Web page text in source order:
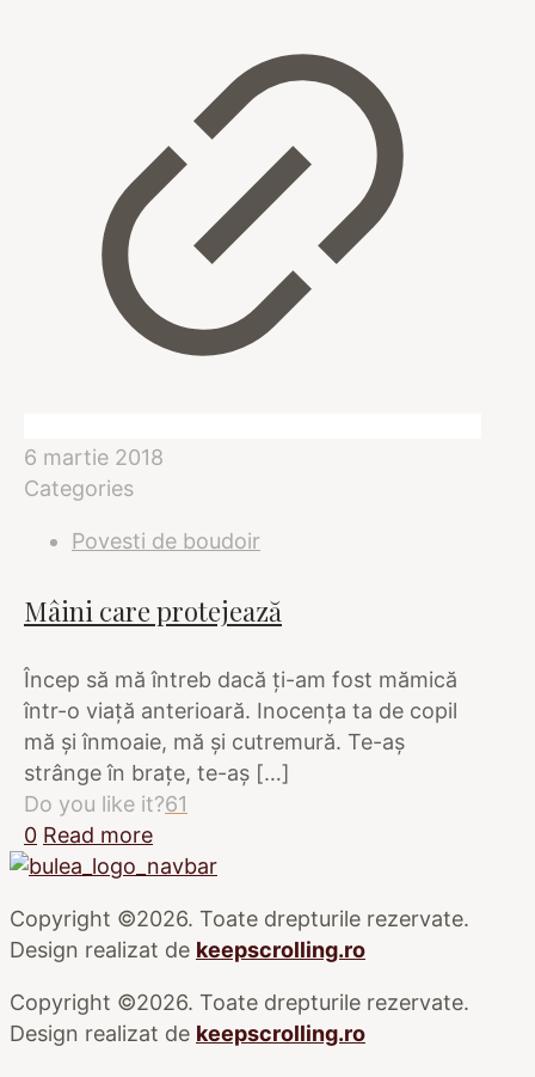
6 martie 2018
Categories
Povesti de boudoir
Mâini care protejează
Încep să mă întreb dacă ţi-am fost mămică
într-o viaţă anterioară. Inocenţa ta de copil
mă şi înmoaie, mă şi cutremură. Te-aş
strânge în braţe, te-aş […]
Do you like it?61
0 Read more
Copyright ©2026. Toate drepturile rezervate.
Design realizat de keepscrolling.ro
Copyright ©2026. Toate drepturile rezervate.
Design realizat de keepscrolling.ro